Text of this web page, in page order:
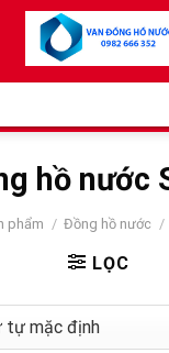
hồ nước
phẩm / Đồng hồ nước /
LỌC